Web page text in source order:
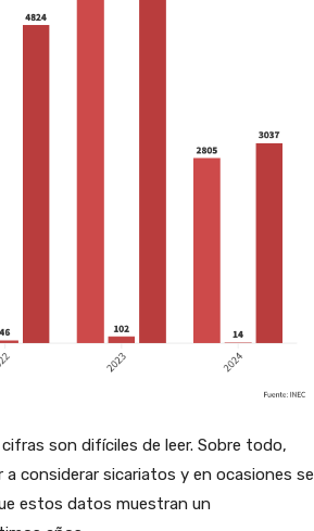
son difíciles de leer. Sobre todo,
considerar sicariatos y en ocasiones se
estos datos muestran un